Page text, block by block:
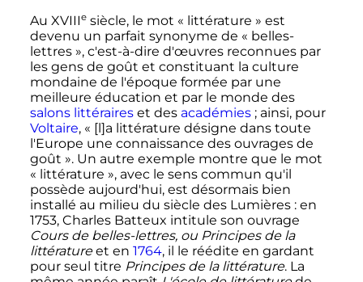
Au XVIIIe siècle, le mot « littérature » est
devenu un parfait synonyme de « belles-
lettres », c'est-à-dire d'œuvres reconnues par
les gens de goût et constituant la culture
mondaine de l'époque formée par une
meilleure éducation et par le monde des
salons littéraireset des académies ; ainsi, pour
Voltaire, « [l]a littérature désigne dans toute
l'Europe une connaissance des ouvrages de
goût ». Un autre exemple montre que le mot
« littérature », avec le sens commun qu'il
possède aujourd'hui, est désormais bien
installé au milieu du siècle des Lumières : en
1753, Charles Batteux intitule son ouvrage
Cours de belles-lettres, ou Principes de la
littératureet en 1764, il le réédite en gardant
pour seul titre Principes de la littérature. La